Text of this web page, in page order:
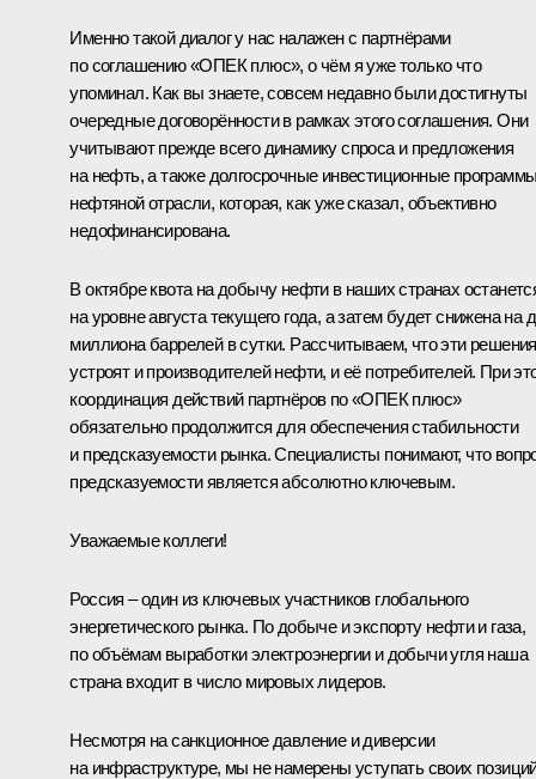
Именно такой диалог у нас налажен с партнёрами
по соглашению «ОПЕК плюс», о чём я уже только что
упоминал. Как вы знаете, совсем недавно были достигнуты
очередные договорённости в рамках этого соглашения. Они
учитывают прежде всего динамику спроса и предложения
на нефть, а также долгосрочные инвестиционные
нефтяной отрасли, которая, как уже сказал, объективно
недофинансирована.
В октябре квота на добычу нефти в наших странах
на уровне августа текущего года, а затем будет снижена на
миллиона баррелей в сутки. Рассчитываем, что эти решения
устроят и производителей нефти, и её потребителей. При
координация действий партнёров по «ОПЕК плюс»
обязательно продолжится для обеспечения стабильности
и предсказуемости рынка. Специалисты понимают, что
предсказуемости является абсолютно ключевым.
Уважаемые коллеги!
Россия – один из ключевых участников глобального
энергетического рынка. По добыче и экспорту нефти и газа,
по объёмам выработки электроэнергии и добычи угля наша
страна входит в число мировых лидеров.
Несмотря на санкционное давление и диверсии
на инфраструктуре, мы не намерены уступать своих